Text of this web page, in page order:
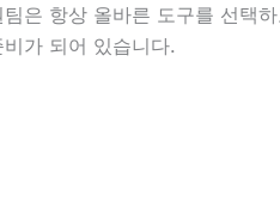
은 항상 올바른 도구를 선택
가 되어 있습니다.